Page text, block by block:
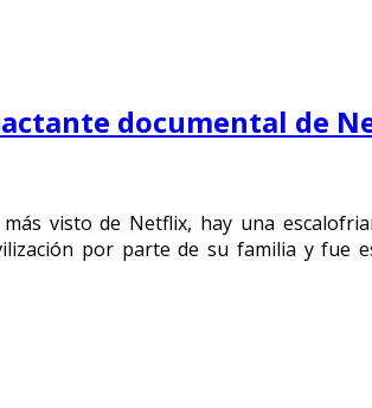
documental de
visto de Netflix, hay una
por parte de su familia y fue